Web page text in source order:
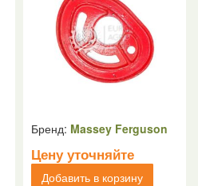
Бренд: Massey Ferguson
Цену уточняйте
Добавить в корзину